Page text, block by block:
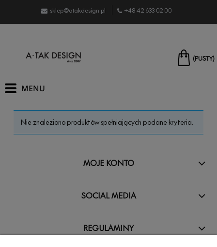
sklep@atakdesign.pl +48 42 633 02 00
(PUSTY)
Nie znaleziono produktów spełniających podane kryteria.
MOJE KONTO
SOCIAL MEDIA
REGULAMINY